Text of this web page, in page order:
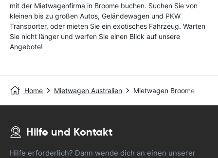
mit der Mietwagenfirma in Broome buchen. Suchen Sie von
kleinen bis zu großen Autos, Geländewagen und PKW
Transporter, oder mieten Sie ein exotisches Fahrzeug. Warten
Sie nicht länger und werfen Sie einen Blick auf unsere
Angebote!
Home Mietwagen Australien Mietwagen Broome
Hilfe und Kontakt
Hilfe erforderlich? Dann wende dich an einen unserer